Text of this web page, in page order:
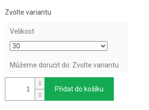
cena:
Zvolte variantu
Velikost
Můžeme doručit do: Zvolte variantu
Přidat do košíku